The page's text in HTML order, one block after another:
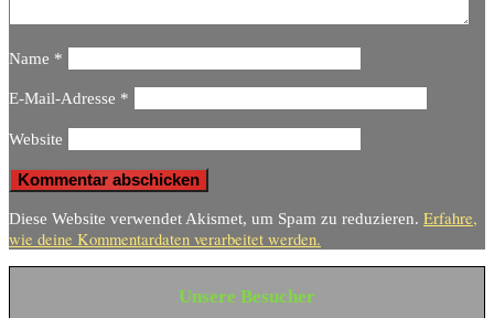
Name *
E-Mail-Adresse *
Website
Diese Website verwendet Akismet, um Spam zu reduzieren. Erfahre,
wie deine Kommentardaten verarbeitet werden.
Unsere Besucher